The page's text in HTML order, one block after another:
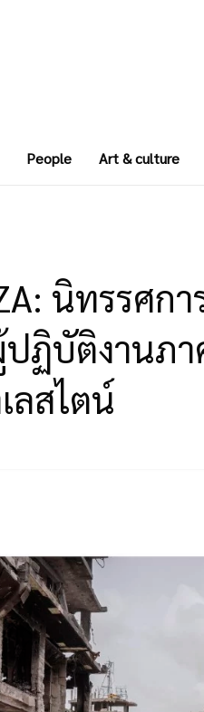
People Art & culture
นิทรรศก
ปฏิบัติงานภ
ลสไตน์